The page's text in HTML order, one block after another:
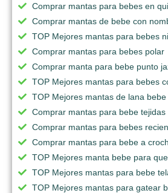
Comprar mantas para bebes en
Comprar mantas de bebe con
TOP Mejores mantas para bebes
Comprar mantas para bebes polar
Comprar manta para bebe punto
TOP Mejores mantas para bebes
TOP Mejores mantas de lana bebe
Comprar mantas para bebe tejidas
Comprar mantas para bebes
Comprar mantas para bebe a
TOP Mejores manta bebe para
TOP Mejores mantas para bebe
TOP Mejores mantas para gatear